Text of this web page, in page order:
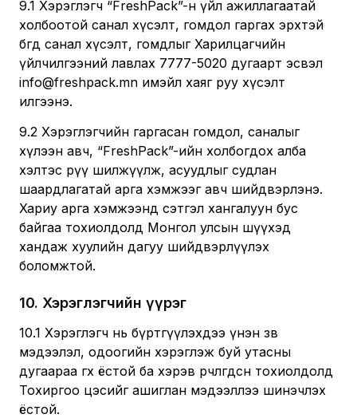
9.1 Хэрэглэгч “FreshPack”-н үйл ажиллагаатай
холбоотой санал хүсэлт, гомдол гаргах эрхтэй
бөгөөд санал хүсэлт, гомдлыг Харилцагчийн
үйлчилгээний лавлах 7777-5020 дугаарт эсвэл
info@freshpack.mn имэйл хаяг руу хүсэлт
илгээнэ.
9.2 Хэрэглэгчийн гаргасан гомдол, саналыг
хүлээн авч, “FreshPack”-ийн холбогдох алба
хэлтэс рүү шилжүүлж, асуудлыг судлан
шаардлагатай арга хэмжээг авч шийдвэрлэнэ.
Хариу арга хэмжээнд сэтгэл хангалуун бус
байгаа тохиолдолд Монгол улсын шүүхэд
хандаж хуулийн дагуу шийдвэрлүүлэх
боломжтой.
10. Хэрэглэгчийн үүрэг
10.1 Хэрэглэгч нь бүртгүүлэхдээ үнэн зөв
мэдээлэл, одоогийн хэрэглэж буй утасны
дугаараа өгөх ёстой ба хэрэв өөрчлөгдсөн тохиолдолд
Тохиргоо цэсийг ашиглан мэдээллээ шинэчлэх
ёстой.